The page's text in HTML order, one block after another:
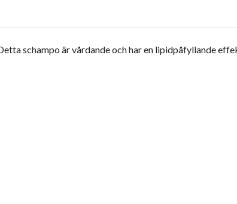
schampo är vårdande och har en lipidpåfyllande